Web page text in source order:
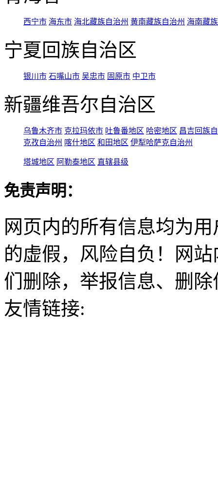
西宁市 海东市 海北藏族自治州 黄南藏族自治州 海南藏
宁夏回族自治区
银川市 石嘴山市 吴忠市 固原市 中卫市
新疆维吾尔自治区
乌鲁木齐市 克拉玛依市 吐鲁番地区 哈密地区 昌吉回族
克孜自治州 喀什地区 和田地区 伊犁哈萨克自治州
塔城地区 阿勒泰地区 直辖县级
免责声明：
网页内的所有信息均为
的虚假，风险自负！网
们删除，举报信息、删
友情链接: